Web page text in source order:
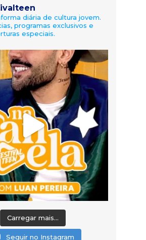
diária de cultura jovem.
programas exclusivos e
especiais.
Carregar mais...
Seguir no Instagram